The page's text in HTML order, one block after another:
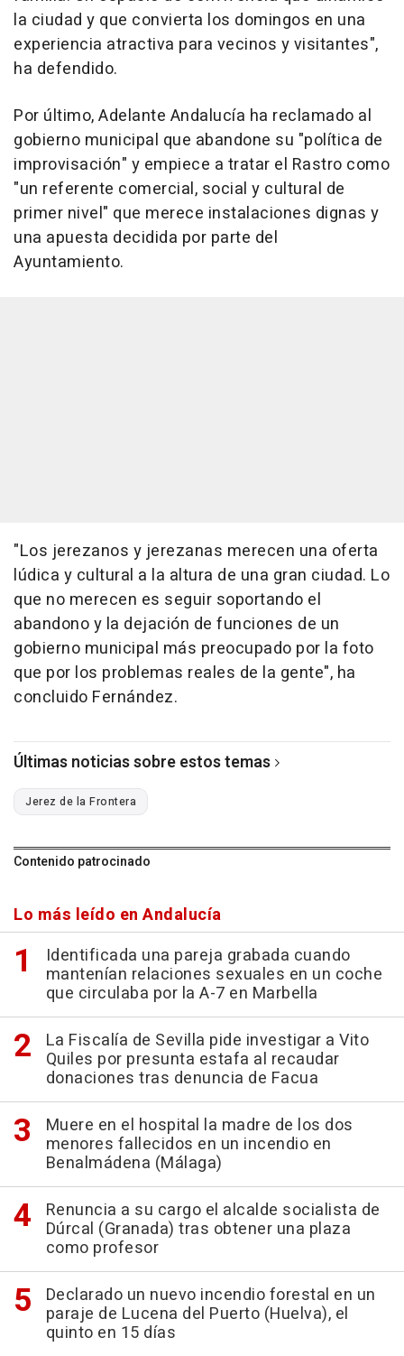
la ciudad y que convierta los domingos en una
experiencia atractiva para vecinos y visitantes",
ha defendido.
Por último, Adelante Andalucía ha reclamado al
gobierno municipal que abandone su "política de
improvisación" y empiece a tratar el Rastro como
"un referente comercial, social y cultural de
primer nivel" que merece instalaciones dignas y
una apuesta decidida por parte del
Ayuntamiento.
"Los jerezanos y jerezanas merecen una oferta
lúdica y cultural a la altura de una gran ciudad. Lo
que no merecen es seguir soportando el
abandono y la dejación de funciones de un
gobierno municipal más preocupado por la foto
que por los problemas reales de la gente", ha
concluido Fernández.
Últimas noticias sobre estos temas
Jerez de la Frontera
Contenido patrocinado
Lo más leído en Andalucía
Identificada una pareja grabada cuando
mantenían relaciones sexuales en un coche
que circulaba por la A-7 en Marbella
La Fiscalía de Sevilla pide investigar a Vito
Quiles por presunta estafa al recaudar
donaciones tras denuncia de Facua
Muere en el hospital la madre de los dos
menores fallecidos en un incendio en
Benalmádena (Málaga)
Renuncia a su cargo el alcalde socialista de
Dúrcal (Granada) tras obtener una plaza
como profesor
Declarado un nuevo incendio forestal en un
paraje de Lucena del Puerto (Huelva), el
quinto en 15 días